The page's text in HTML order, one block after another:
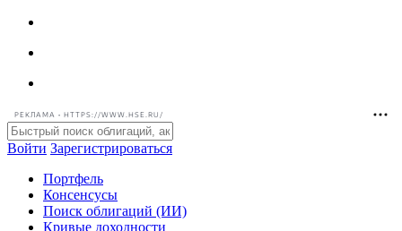
РЕКЛАМА • HTTPS://WWW.HSE.RU/
Войти Зарегистрироваться